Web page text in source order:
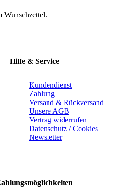
Wunschzettel.
Hilfe & Service
Kundendienst
Zahlung
Versand & Rückversand
Unsere AGB
Vertrag widerrufen
Datenschutz / Cookies
Newsletter